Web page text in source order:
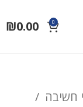
0
₪0.00
חשיבה